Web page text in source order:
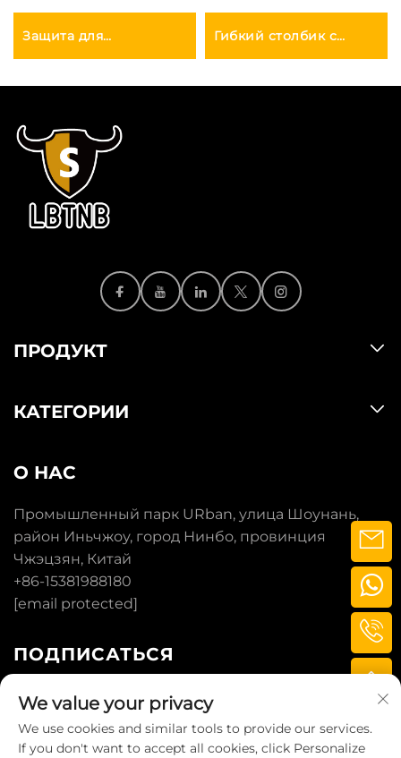
Защита для
беспыльных цехов
Гибкий столбик с
ударным
ПРОДУКТ
КАТЕГОРИИ
О НАС
Промышленный парк URban, улица Шоунань,
район Иньчжоу, город Нинбо, провинция
Чжэцзян, Китай
+86-15381988180
[email protected]
ПОДПИСАТЬСЯ
We value your privacy
We use cookies and similar tools to provide our services.
If you don't want to accept all cookies, click Personalize